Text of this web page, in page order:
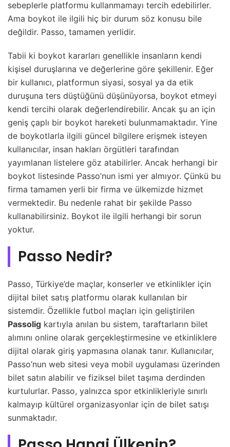
sebeplerle platformu kullanmamayı tercih edebilirler.
Ama boykot ile ilgili hiç bir durum söz konusu bile
değildir. Passo, tamamen yerlidir.
Tabii ki boykot kararları genellikle insanların kendi
kişisel duruşlarına ve değerlerine göre şekillenir. Eğer
bir kullanıcı, platformun siyasi, sosyal ya da etik
duruşuna ters düştüğünü düşünüyorsa, boykot etmeyi
kendi tercihi olarak değerlendirebilir. Ancak şu an için
geniş çaplı bir boykot hareketi bulunmamaktadır. Yine
de boykotlarla ilgili güncel bilgilere erişmek isteyen
kullanıcılar, insan hakları örgütleri tarafından
yayımlanan listelere göz atabilirler. Ancak herhangi bir
boykot listesinde Passo’nun ismi yer almıyor. Çünkü bu
firma tamamen yerli bir firma ve ülkemizde hizmet
vermektedir. Bu nedenle rahat bir şekilde Passo
kullanabilirsiniz. Boykot ile ilgili herhangi bir sorun
yoktur.
Passo Nedir?
Passo, Türkiye’de maçlar, konserler ve etkinlikler için
dijital bilet satış platformu olarak kullanılan bir
sistemdir. Özellikle futbol maçları için geliştirilen
Passolig kartıyla anılan bu sistem, taraftarların bilet
alımını online olarak gerçekleştirmesine ve etkinliklere
dijital olarak giriş yapmasına olanak tanır. Kullanıcılar,
Passo’nun web sitesi veya mobil uygulaması üzerinden
bilet satın alabilir ve fiziksel bilet taşıma derdinden
kurtulurlar. Passo, yalnızca spor etkinlikleriyle sınırlı
kalmayıp kültürel organizasyonlar için de bilet satışı
sunmaktadır.